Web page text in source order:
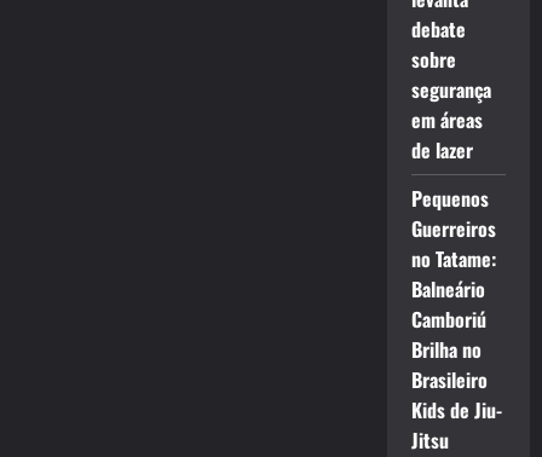
debate
sobre
segurança
em áreas
de lazer
Pequenos
Guerreiros
no Tatame:
Balneário
Camboriú
Brilha no
Brasileiro
Kids de Jiu-
Jitsu